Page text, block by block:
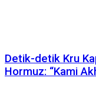
Detik-detik Kru
Hormuz: “Kami